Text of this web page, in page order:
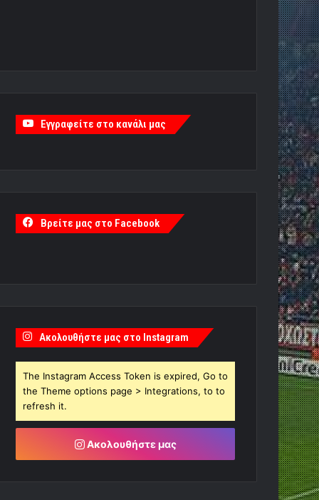
Εγγραφείτε στο κανάλι μας
Βρείτε μας στο Facebook
Ακολουθήστε μας στο Instagram
The Instagram Access Token is expired, Go to
the Theme options page > Integrations, to to
refresh it.
Ακολουθήστε μας